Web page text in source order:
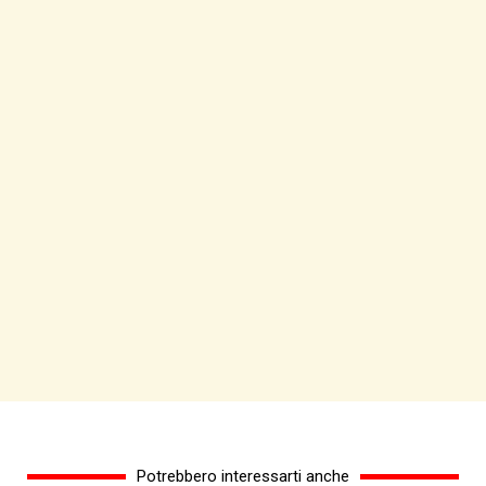
Potrebbero interessarti anche